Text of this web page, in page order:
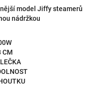
model Jiffy steamerů
nádržkou
CM